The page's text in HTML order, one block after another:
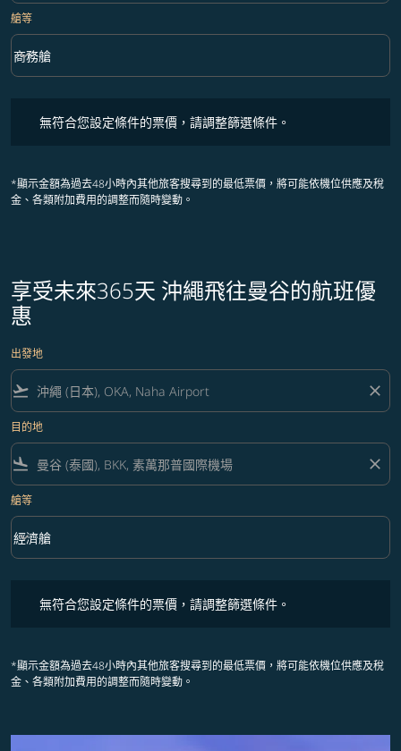
艙等
艙等 option 商務艙 Selected
商務艙
keyboard_arrow_down
無符合您設定條件的票價，請調整篩選條件。
*顯示金額為過去48小時內其他旅客搜尋到的最低票價，將可能依機位供應及稅
金、各類附加費用的調整而隨時變動。
享受未來365天 沖繩飛往曼谷的航班優
惠
出發地
flight_takeoff close
目的地
flight_land close
艙等
艙等 option 經濟艙 Selected
經濟艙
keyboard_arrow_down
無符合您設定條件的票價，請調整篩選條件。
*顯示金額為過去48小時內其他旅客搜尋到的最低票價，將可能依機位供應及稅
金、各類附加費用的調整而隨時變動。